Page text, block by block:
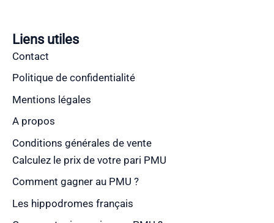
Liens utiles
Contact
Politique de confidentialité
Mentions légales
A propos
Conditions générales de vente
Calculez le prix de votre pari PMU
Comment gagner au PMU ?
Les hippodromes français